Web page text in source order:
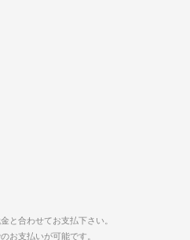
と合わせてお支払下さい。
お支払いが可能です。